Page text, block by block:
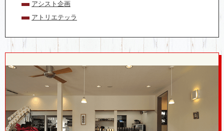
アシスト企画
アトリエテッラ